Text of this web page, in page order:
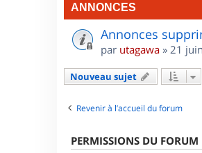
ANNONCES
Annonces
par utagawa » 21
Nouveau sujet
Revenir à l’accueil du forum
PERMISSIONS DU FORUM